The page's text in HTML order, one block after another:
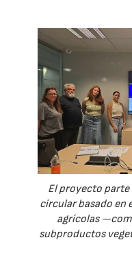
El proyecto
circular basado en
agrícolas
subproductos